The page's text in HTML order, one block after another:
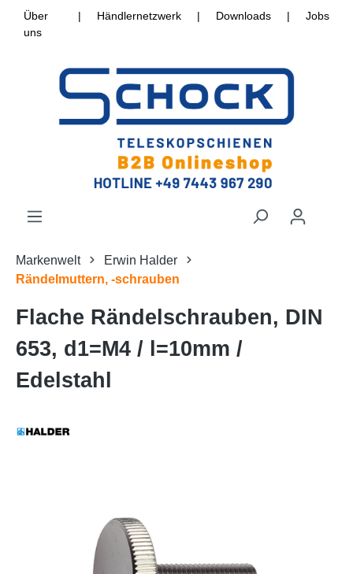
Über
uns
| Händlernetzwerk | Downloads | Jobs
Markenwelt
Erwin Halder
Rändelmuttern, -schrauben
Flache Rändelschrauben, DIN
653, d1=M4 / l=10mm /
Edelstahl